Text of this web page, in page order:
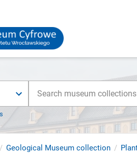
Geological Museum collection